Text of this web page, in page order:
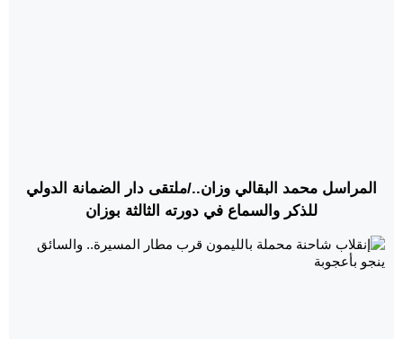
المراسل محمد البقالي وزان../ملتقى دار الضمانة الدولي
للذكر والسماع في دورته الثالثة بوزان